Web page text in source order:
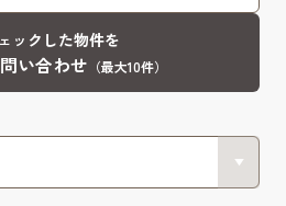
ックした物件を
い合わせ （最大10件）